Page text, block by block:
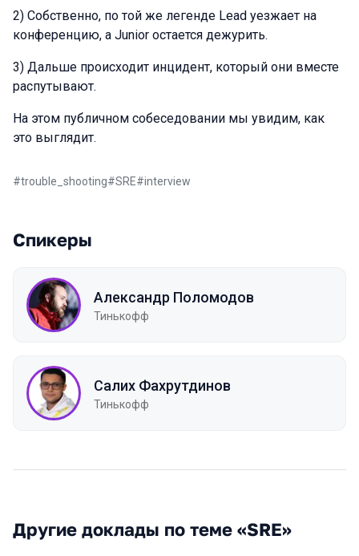
2) Собственно, по той же легенде Lead уезжает на
конференцию, а Junior остается дежурить.
3) Дальше происходит инцидент, который они вместе
распутывают.
На этом публичном собеседовании мы увидим, как
это выглядит.
#trouble_shooting#SRE#interview
Спикеры
Александр Поломодов
Тинькофф
Салих Фахрутдинов
Тинькофф
Другие доклады по теме «SRE»